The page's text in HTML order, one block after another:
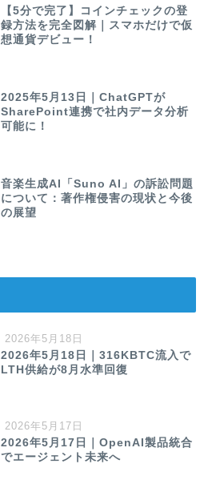
【5分で完了】コインチェックの登
録方法を完全図解｜スマホだけで仮
想通貨デビュー！
2025年5月13日｜ChatGPTが
SharePoint連携で社内データ分析
可能に！
音楽生成AI「Suno AI」の訴訟問題
について：著作権侵害の現状と今後
の展望
2026年5月18日
2026年5月18日｜316KBTC流入で
LTH供給が8月水準回復
2026年5月17日
2026年5月17日｜OpenAI製品統合
でエージェント未来へ